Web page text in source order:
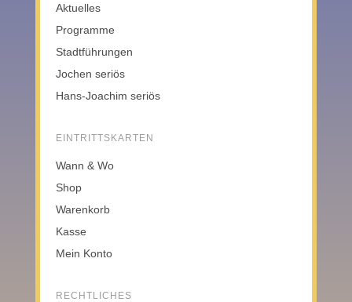
Aktuelles
Programme
Stadtführungen
Jochen seriös
Hans-Joachim seriös
EINTRITTSKARTEN
Wann & Wo
Shop
Warenkorb
Kasse
Mein Konto
RECHTLICHES